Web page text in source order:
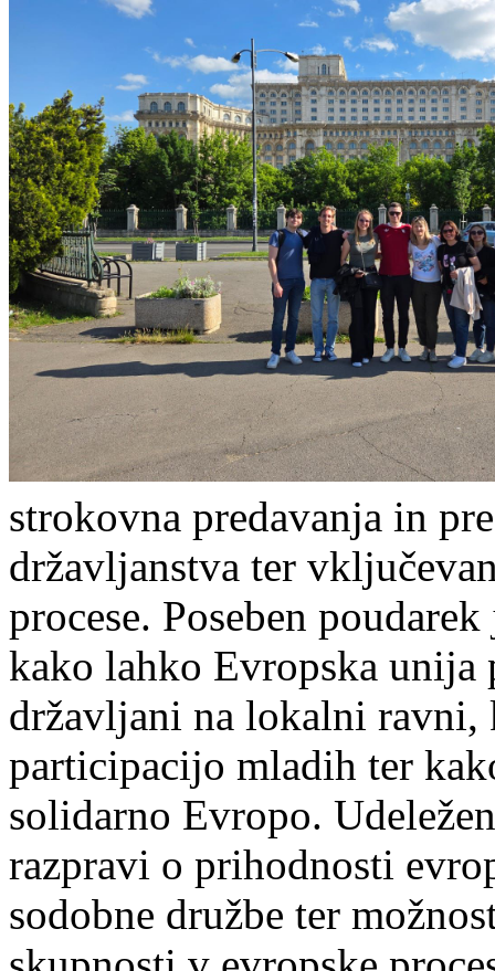
strokovna predavanja in
državljanstva ter
procese. Poseben
kako lahko Evropska unija
državljani na lokalni ravni,
participacijo mladih ter
solidarno Evropo.
razpravi o prihodnosti
sodobne družbe ter